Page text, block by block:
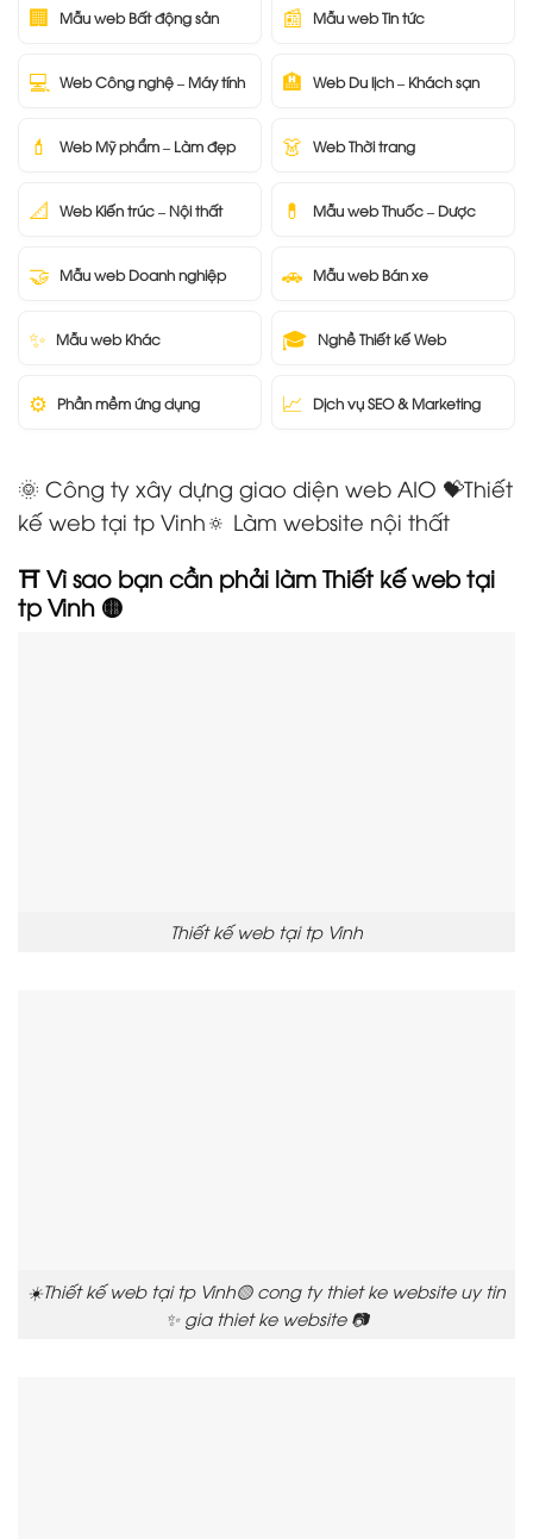
🏢 Mẫu web Bất động sản 📰 Mẫu web Tin tức
💻 Web Công nghệ – Máy tính 🏨 Web Du lịch – Khách sạn
💄 Web Mỹ phẩm – Làm đẹp 👗 Web Thời trang
📐 Web Kiến trúc – Nội thất 💊 Mẫu web Thuốc – Dược
🤝 Mẫu web Doanh nghiệp 🚗 Mẫu web Bán xe
✨ Mẫu web Khác 🎓 Nghề Thiết kế Web
⚙️ Phần mềm ứng dụng 📈 Dịch vụ SEO & Marketing
🌞 Công ty xây dựng giao diện web AIO 💝Thiết
kế web tại tp Vinh🔅 Làm website nội thất
⛩️ Vì sao bạn cần phải làm Thiết kế web tại
tp Vinh 🟡
Thiết kế web tại tp Vinh
☀️Thiết kế web tại tp Vinh🟡 cong ty thiet ke website uy tin
✨ gia thiet ke website 📷